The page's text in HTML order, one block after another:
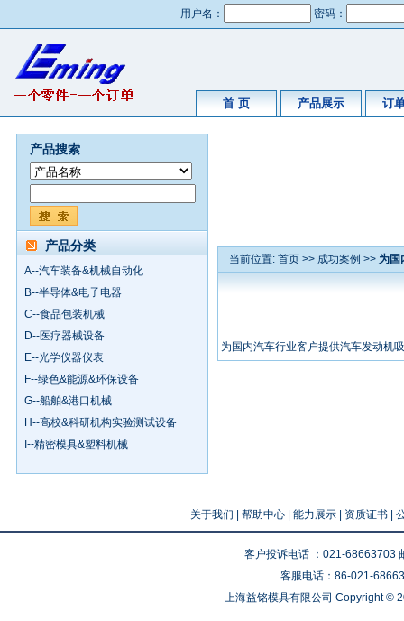
用户名： 密码：
首 页 产品展示 订
产品搜索
产品分类
A--汽车装备&机械自动化
B--半导体&电子电器
C--食品包装机械
D--医疗器械设备
E--光学仪器仪表
F--绿色&能源&环保设备
G--船舶&港口机械
H--高校&科研机构实验测试设备
I--精密模具&塑料机械
当前位置: 首页 >> 成功案例 >> 为国
为国内汽车行业客户提供汽车发动机
关于我们 帮助中心 能力展示 资质证书
客户投诉电话 ：021-68663703
客服电话：86-021-
上海益铭模具有限公司 Copyright ©